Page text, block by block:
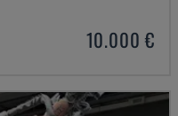
10.000 €